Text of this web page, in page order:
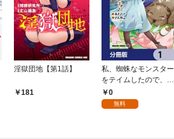
淫獄団地【第1話】
181
私、蜘蛛なモンスター
をテイムしたので、ス
パイダーシルクで裁縫
を頑張ります！【分冊
0
無料